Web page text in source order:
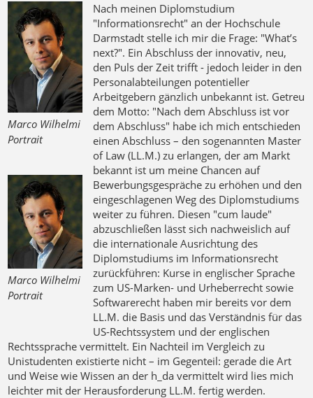
Marco Wilhelmi
Portrait
Marco Wilhelmi
Portrait
Nach meinen Diplomstudium
"Informationsrecht" an der Hochschule
Darmstadt stelle ich mir die Frage: "What’s
next?". Ein Abschluss der innovativ, neu,
den Puls der Zeit trifft - jedoch leider in den
Personalabteilungen potentieller
Arbeitgebern gänzlich unbekannt ist. Getreu
dem Motto: "Nach dem Abschluss ist vor
dem Abschluss" habe ich mich entschieden
einen Abschluss – den sogenannten Master
of Law (LL.M.) zu erlangen, der am Markt
bekannt ist um meine Chancen auf
Bewerbungsgespräche zu erhöhen und den
eingeschlagenen Weg des Diplomstudiums
weiter zu führen. Diesen "cum laude"
abzuschließen lässt sich nachweislich auf
die internationale Ausrichtung des
Diplomstudiums im Informationsrecht
zurückführen: Kurse in englischer Sprache
zum US-Marken- und Urheberrecht sowie
Softwarerecht haben mir bereits vor dem
LL.M. die Basis und das Verständnis für das
US-Rechtssystem und der englischen
Rechtssprache vermittelt. Ein Nachteil im Vergleich zu
Unistudenten existierte nicht – im Gegenteil: gerade die Art
und Weise wie Wissen an der h_da vermittelt wird lies mich
leichter mit der Herausforderung LL.M. fertig werden.